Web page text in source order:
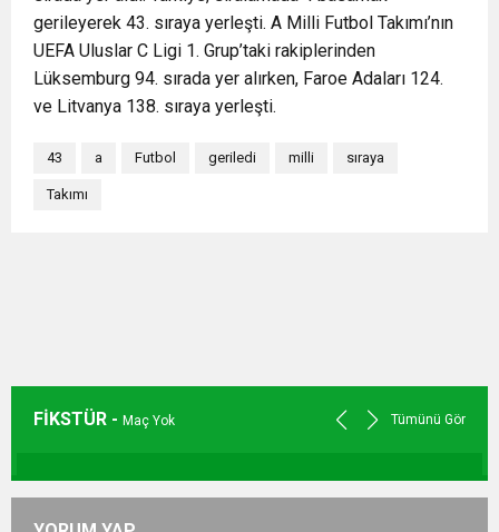
gerileyerek 43. sıraya yerleşti. A Milli Futbol Takımı’nın
UEFA Uluslar C Ligi 1. Grup’taki rakiplerinden
Lüksemburg 94. sırada yer alırken, Faroe Adaları 124.
ve Litvanya 138. sıraya yerleşti.
43 a Futbol geriledi milli sıraya
Takımı
FİKSTÜR - Maç Yok Tümünü Gör